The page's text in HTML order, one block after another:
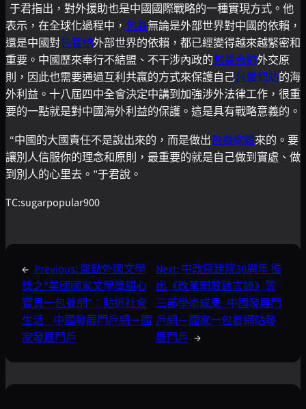
于君指出，對外援助也是中國國際戰略的一種實現方式。他
表示，在全球化過程中， 包養無論是外部世界對中國的依賴，
還是中國對包養網外部世界的依賴，都已經變得越來越緊密和
重要。中國歷來奉行不結盟、不干涉內政的包養合約外交原
則，因此也需要通過互利共贏的方式來保護自己包養網站的海
外利益。十八屆四中全會決定中講到加強涉外法律工作，很重
要的一點就是對中國海外利益的保護。這是具有戰略意義的。
“中國的大國責任不是說出來的，而是做出包養軟體來的。要
讓別人信服你的理念和原則，最重要的就是自己做到實處、做
到別人的心里去。”于君說。
TC:sugarpopular900
← Previous:盤點外國文學
獎之”美國國家文學獎甜心
寶貝一包養網”：貼近社會
生活 _ 中國發展門戶網－國
家發展門戶
Next: 中改院建院30周年 推
出《改革開放建言錄》等
三部學術成果_中國發展門
戶網－國家一包養網站發
展門戶 →